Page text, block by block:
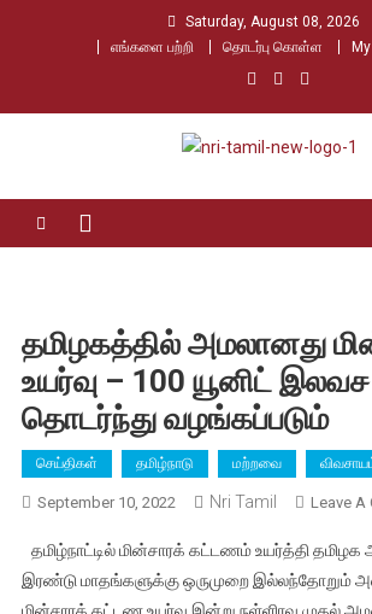
Saturday, August 08, 2026
எங்களை பற்றி
தொடர்பு கொள்ள
Nri Tamil
தமிழகத்தில் அமலானது
உயர்வு – 100 யூனிட்
தொடர்ந்து வழங்கப்படும்
செய்திகள் தமிழ்நாடு மற்றவை
September 10, 2022 Nri Tamil Leave A
தமிழ்நாட்டில் மின்சாரக் கட்டணம் உயர்த்தி தமிழக
இரண்டு மாதங்களுக்கு ஒருமுறை இல்லந்தோறும்
மின்சாரக் கட்டண உயர்வு இன்று நள்ளிரவு முதல்